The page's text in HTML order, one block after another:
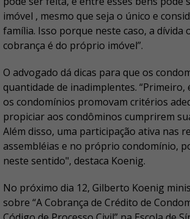
imóvel , mesmo que seja o único e
família. Isso porque neste caso, a dívida
cobrança é do próprio imóvel”.
O advogado dá dicas para que os
quantidade de inadimplentes.
os condomínios promovam critérios
propiciar aos condôminos cumprirem
Além disso, uma participação ativa nas
assembléias e no próprio condomínio,
neste sentido", destaca Koenig.
No próximo dia 12, Gilberto Koenig
sobre “A Cobrança de Crédito de